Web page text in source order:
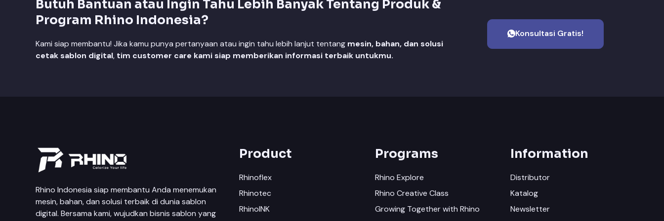
Butuh Bantuan atau Ingin Tahu Lebih Banyak Tentang Produk &
Program Rhino Indonesia?
Kami siap membantu! Jika kamu punya pertanyaan atau ingin tahu lebih lanjut tentang mesin, bahan, dan solusi
cetak sablon digital, tim customer care kami siap memberikan informasi terbaik untukmu.
Konsultasi Gratis!
Rhino Indonesia siap membantu Anda menemukan
mesin, bahan, dan solusi terbaik di dunia sablon
digital. Bersama kami, wujudkan bisnis sablon yang
Product
Rhinoflex
Rhinotec
RhinoINK
Programs
Rhino Explore
Rhino Creative Class
Growing Together with Rhino
Information
Distributor
Katalog
Newsletter